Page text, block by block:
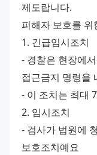
제도랍니다.
피해자 보호를
1. 긴급임시조치
- 경찰은 현장에
접근금지 명령을
- 이 조치는 최대
2. 임시조치
- 검사가 법원에
보호조치예요